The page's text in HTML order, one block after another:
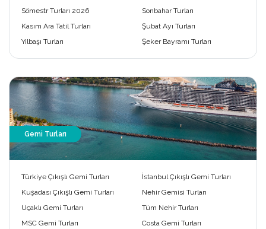
Sömestr Turları 2026
Sonbahar Turları
Kasım Ara Tatil Turları
Şubat Ayı Turları
Yılbaşı Turları
Şeker Bayramı Turları
Gemi Turları
Türkiye Çıkışlı Gemi Turları
İstanbul Çıkışlı Gemi Turları
Kuşadası Çıkışlı Gemi Turları
Nehir Gemisi Turları
Uçaklı Gemi Turları
Tüm Nehir Turları
MSC Gemi Turları
Costa Gemi Turları